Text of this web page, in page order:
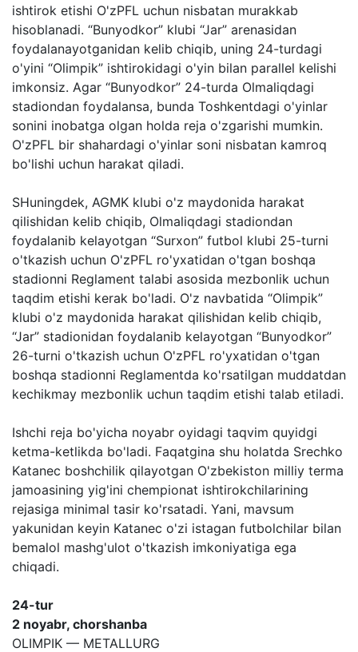
ishtirok etishi O'zPFL uchun nisbatan murakkab
hisoblanadi. “Bunyodkor” klubi “Jar” arenasidan
foydalanayotganidan kelib chiqib, uning 24-turdagi
o'yini “Olimpik” ishtirokidagi o'yin bilan parallel kelishi
imkonsiz. Agar “Bunyodkor” 24-turda Olmaliqdagi
stadiondan foydalansa, bunda Toshkentdagi o'yinlar
sonini inobatga olgan holda reja o'zgarishi mumkin.
O'zPFL bir shahardagi o'yinlar soni nisbatan kamroq
bo'lishi uchun harakat qiladi.
SHuningdek, AGMK klubi o'z maydonida harakat
qilishidan kelib chiqib, Olmaliqdagi stadiondan
foydalanib kelayotgan “Surxon” futbol klubi 25-turni
o'tkazish uchun O'zPFL ro'yxatidan o'tgan boshqa
stadionni Reglament talabi asosida mezbonlik uchun
taqdim etishi kerak bo'ladi. O'z navbatida “Olimpik”
klubi o'z maydonida harakat qilishidan kelib chiqib,
“Jar” stadionidan foydalanib kelayotgan “Bunyodkor”
26-turni o'tkazish uchun O'zPFL ro'yxatidan o'tgan
boshqa stadionni Reglamentda ko'rsatilgan muddatdan
kechikmay mezbonlik uchun taqdim etishi talab etiladi.
Ishchi reja bo'yicha noyabr oyidagi taqvim quyidgi
ketma-ketlikda bo'ladi. Faqatgina shu holatda Srechko
Katanec boshchilik qilayotgan O'zbekiston milliy terma
jamoasining yig'ini chempionat ishtirokchilarining
rejasiga minimal tasir ko'rsatadi. Yani, mavsum
yakunidan keyin Katanec o'zi istagan futbolchilar bilan
bemalol mashg'ulot o'tkazish imkoniyatiga ega
chiqadi.
24-tur
2 noyabr, chorshanba
OLIMPIK — METALLURG